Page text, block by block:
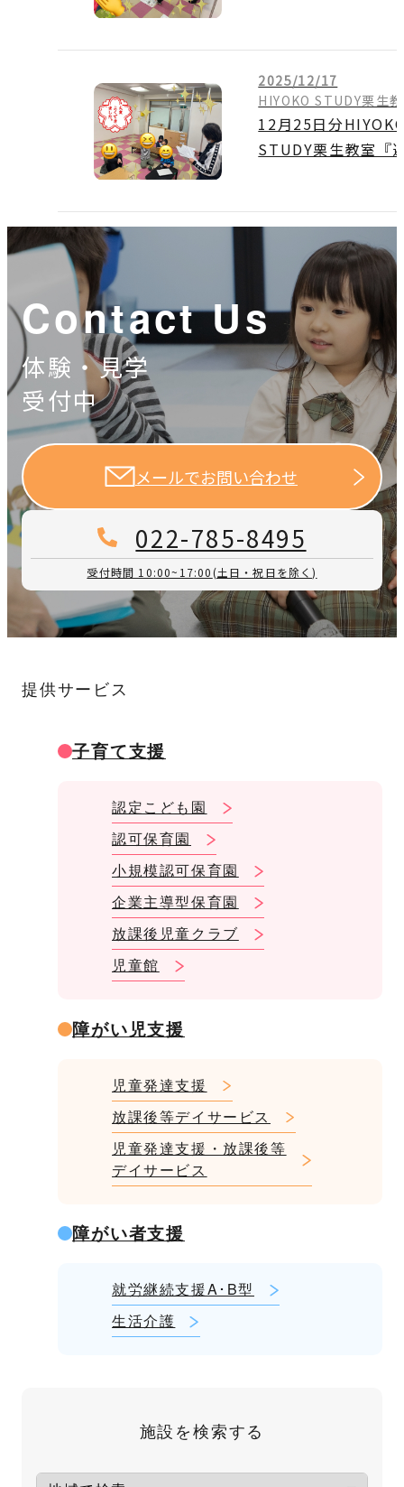
2025/12/17
HIYOKO STUDY栗生
12月25日分
STUDY栗生教室『
Contact Us
体験・見学
受付中
メールでお問い合わせ
022-785-8495
受付時間 10:00~17:00(土日・祝日を除く)
提供サービス
子育て支援
認定こども園
認可保育園
小規模認可保育園
企業主導型保育園
放課後児童クラブ
児童館
障がい児支援
児童発達支援
放課後等デイサービス
児童発達支援・放課後等
デイサービス
障がい者支援
就労継続支援A･B型
生活介護
施設を検索する